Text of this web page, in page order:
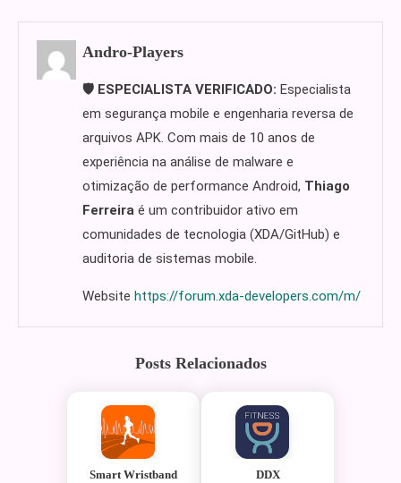
Andro-Players
🛡️ ESPECIALISTA VERIFICADO: Especialista
em segurança mobile e engenharia reversa de
arquivos APK. Com mais de 10 anos de
experiência na análise de malware e
otimização de performance Android, Thiago
Ferreira é um contribuidor ativo em
comunidades de tecnologia (XDA/GitHub) e
auditoria de sistemas mobile.
Website https://forum.xda-developers.com/m/
Posts Relacionados
Smart Wristband DDX